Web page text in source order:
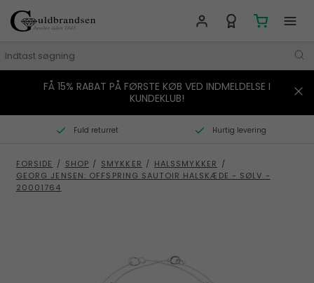
MÆRKER
SMYKKER
BOLIG
FÅ 15% RABAT PÅ FØRSTE KØB VED INDMELDELSE I
KUNDEKLUB!
Fuld returret Hurtig levering
FORSIDE / SHOP / SMYKKER / HALSSMYKKER /
GEORG JENSEN: OFFSPRING SAUTOIR HALSKÆDE - SØLV -
20001764